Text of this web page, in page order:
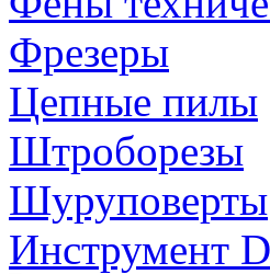
Фрезеры
Цепные пилы
Штроборезы
Шуруповерты
Инструмент